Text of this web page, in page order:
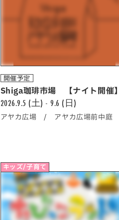
開催予定
Shiga珈琲市場 【ナイト開催】
2026.9.5 (土) - 9.6 (日)
アヤカ広場 / アヤカ広場前中庭
キッズ/子育て